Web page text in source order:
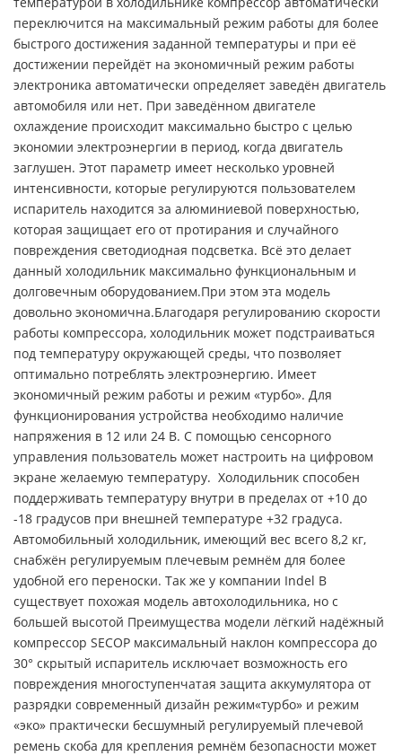
переключится на максимальный режим работы для более
быстрого достижения заданной температуры и при её
достижении перейдёт на экономичный режим работы
электроника автоматически определяет заведён двигатель
автомобиля или нет. При заведённом двигателе
охлаждение происходит максимально быстро с целью
экономии электроэнергии в период, когда двигатель
заглушен. Этот параметр имеет несколько уровней
интенсивности, которые регулируются пользователем
испаритель находится за алюминиевой поверхностью,
которая защищает его от протирания и случайного
повреждения светодиодная подсветка. Всё это делает
данный холодильник максимально функциональным и
долговечным оборудованием.При этом эта модель
довольно экономична.Благодаря регулированию скорости
работы компрессора, холодильник может подстраиваться
под температуру окружающей среды, что позволяет
оптимально потреблять электроэнергию. Имеет
экономичный режим работы и режим «турбо». Для
функционирования устройства необходимо наличие
напряжения в 12 или 24 В. С помощью сенсорного
управления пользователь может настроить на цифровом
экране желаемую температуру. Холодильник способен
поддерживать температуру внутри в пределах от +10 до
-18 градусов при внешней температуре +32 градуса.
Автомобильный холодильник, имеющий вес всего 8,2 кг,
снабжён регулируемым плечевым ремнём для более
удобной его переноски. Так же у компании Indel B
существует похожая модель автохолодильника, но с
большей высотой Преимущества модели лёгкий надёжный
компрессор SECOP максимальный наклон компрессора до
30° скрытый испаритель исключает возможность его
повреждения многоступенчатая защита аккумулятора от
разрядки современный дизайн режим«турбо» и режим
«эко» практически бесшумный регулируемый плечевой
ремень скоба для крепления ремнём безопасности может